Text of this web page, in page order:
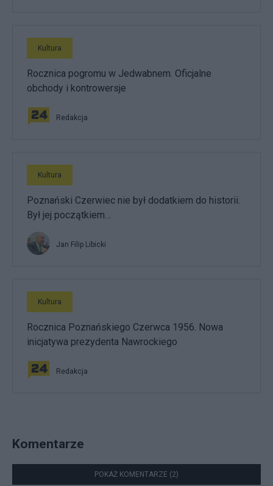
Kultura
Rocznica pogromu w Jedwabnem. Oficjalne
obchody i kontrowersje
Redakcja
Kultura
Poznański Czerwiec nie był dodatkiem do historii.
Był jej początkiem…
Jan Filip Libicki
Kultura
Rocznica Poznańskiego Czerwca 1956. Nowa
inicjatywa prezydenta Nawrockiego
Redakcja
Komentarze
POKAŻ KOMENTARZE (2)